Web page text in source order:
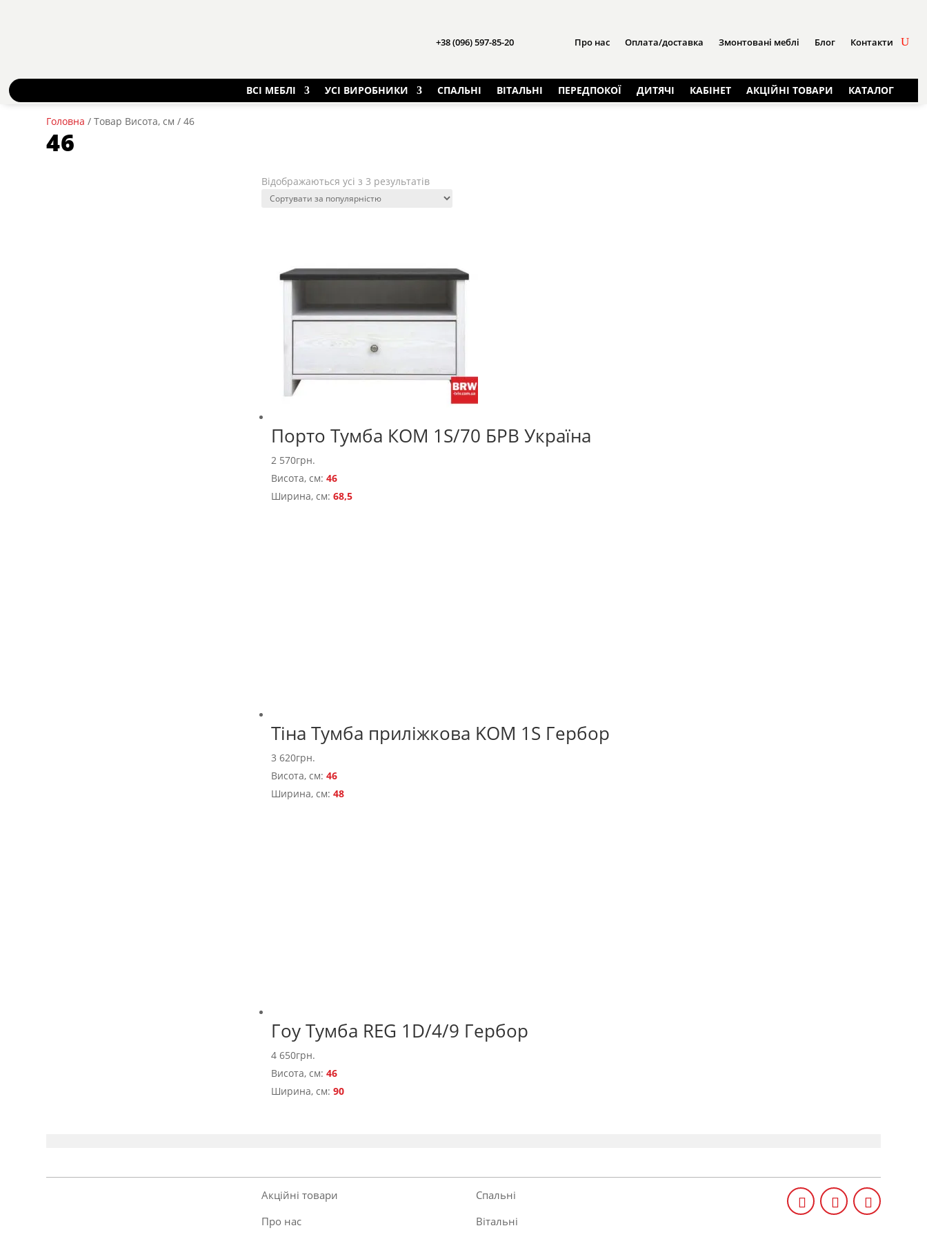
+38 (096) 597-85-20 Про нас Оплата/доставка Змонтовані меблі Блог Контакти
ВСІ МЕБЛІ УСІ ВИРОБНИКИ СПАЛЬНІ ВІТАЛЬНІ ПЕРЕДПОКОЇ ДИТЯЧІ КАБІНЕТ АКЦІЙНІ ТОВАРИ КАТАЛОГ
Головна / Товар Висота, см / 46
46
Відображаються усі з 3 результатівSorted
Порто Тумба КОМ 1S/70 БРВ Україна
2 570грн.
Висота, см: 46
Ширина, см: 68,5
Тіна Тумба приліжкова KOM 1S Гербор
3 620грн.
Висота, см: 46
Ширина, см: 48
Гоу Тумба REG 1D/4/9 Гербор
4 650грн.
Висота, см: 46
Ширина, см: 90
Акційні товари
Про нас
Спальні
Вітальні